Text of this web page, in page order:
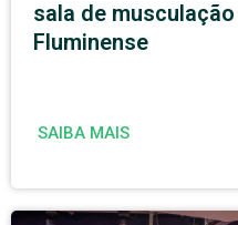
sala de
Fluminense
SAIBA MAIS